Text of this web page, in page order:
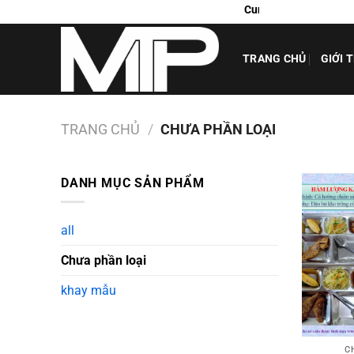
đến
Cung cấp suất ăn công nghiệp Biên Hòa
TRANG CHỦ GIỚI
TRANG CHỦ / CHƯA PHẦN LOẠI
DANH MỤC SẢN PHẨM
all
Chưa phần loại
khay mẫu